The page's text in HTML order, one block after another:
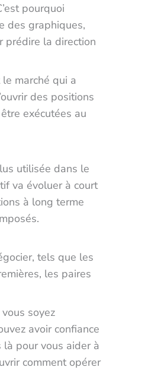
pourquoi
des graphiques,
prédire la direction
marché qui a
des positions
exécutées au
utilisée dans le
va évoluer à court
à long terme
tels que les
les paires
soyez
avoir confiance
là pour vous aider à
comment opérer